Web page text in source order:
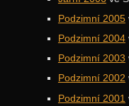
Podzimní 2005
Podzimní 2004
Podzimní 2003
Podzimní 2002
Podzimní 2001